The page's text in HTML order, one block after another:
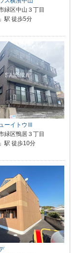
緑区中山３丁目
駅 徒歩5分
ーイトウⅢ
緑区鴨居３丁目
駅 徒歩10分